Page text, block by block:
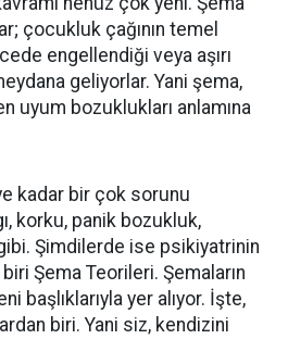
çocukluk çağının temel
engellendiği veya aşırı
geliyorlar. Yani şema,
uyum bozuklukları anlamına
kadar bir çok sorunu
korku, panik bozukluk,
Şimdilerde ise psikiyatrinin
Şema Teorileri. Şemaların
başlıklarıyla yer alıyor. İşte,
biri. Yani siz, kendizini